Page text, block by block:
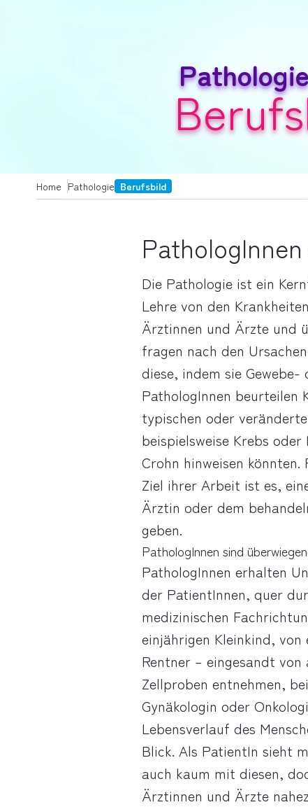
Home Pathologie Berufsbild
Die Pathologie ist ein
Lehre von den
Ärztinnen und Ärzte und
fragen nach den
diese, indem sie
PathologInnen beurteilen
typischen oder
beispielsweise Krebs
Crohn hinweisen
Ziel ihrer Arbeit ist es,
Ärztin oder dem
geben.
PathologInnen sind
PathologInnen erhalten
der PatientInnen, quer
medizinischen
einjährigen Kleinkind,
Rentner – eingesandt
Zellproben entnehmen,
Gynäkologin oder
Lebensverlauf des
Blick. Als PatientIn sieht
auch kaum mit diesen,
Ärztinnen und Ärzte